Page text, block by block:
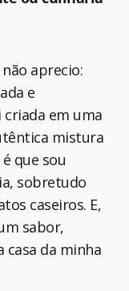
aprecio:
e
em uma
mistura
que sou
sobretudo
caseiros. E,
sabor,
casa da minha